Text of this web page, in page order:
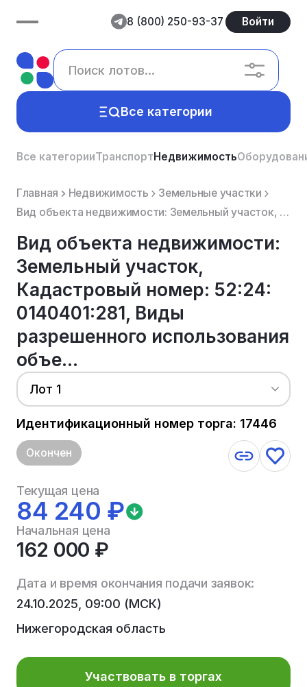
8 (800) 250-93-37 Войти
Все категории
Все категорииТранспортНедвижимость
Главная Недвижимость
Земельные участки
Вид объекта недвижимости: Земельный участок, Кадастровый номер: 52:24: 0140401:281, Виды разрешенног...
Вид объекта недвижимости:
Земельный участок,
Кадастровый номер: 52:24:
0140401:281, Виды
разрешенного использования
объе...
Лот 1
Идентификационный номер торга: 17446
Окончен
Текущая цена
84 240 ₽
Начальная цена
162 000 ₽
Дата и время окончания подачи заявок:
24.10.2025, 09:00 (МСК)
Нижегородская область
Участвовать в торгах